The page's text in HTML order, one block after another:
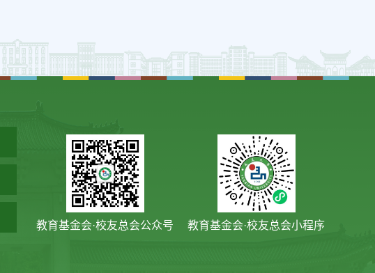
教育基金会·校友总会公众号 教育基金会·校友总会小程序